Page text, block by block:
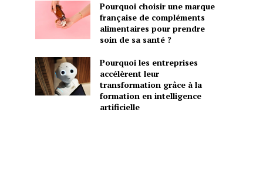
Pourquoi choisir une marque
française de compléments
alimentaires pour prendre
soin de sa santé ?
Pourquoi les entreprises
accélèrent leur
transformation grâce à la
formation en intelligence
artificielle